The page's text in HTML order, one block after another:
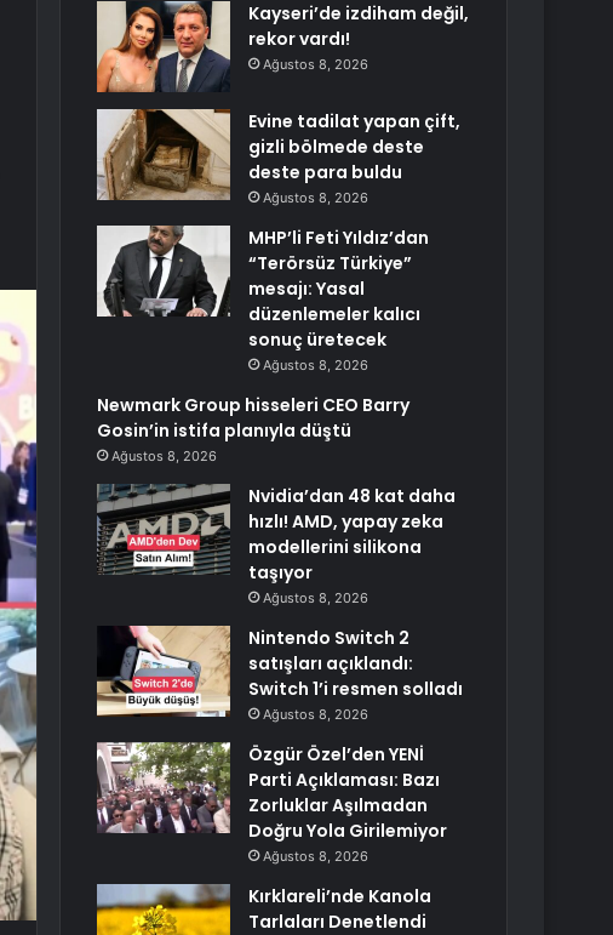
Kayseri’de izdiham değil,
rekor vardı!
Ağustos 8, 2026
Evine tadilat yapan çift,
gizli bölmede deste
deste para buldu
Ağustos 8, 2026
MHP’li Feti Yıldız’dan
“Terörsüz Türkiye”
mesajı: Yasal
düzenlemeler kalıcı
sonuç üretecek
Ağustos 8, 2026
Newmark Group hisseleri CEO Barry
Gosin’in istifa planıyla düştü
Ağustos 8, 2026
Nvidia’dan 48 kat daha
hızlı! AMD, yapay zeka
modellerini silikona
taşıyor
Ağustos 8, 2026
Nintendo Switch 2
satışları açıklandı:
Switch 1’i resmen solladı
Ağustos 8, 2026
Özgür Özel’den YENİ
Parti Açıklaması: Bazı
Zorluklar Aşılmadan
Doğru Yola Girilemiyor
Ağustos 8, 2026
Kırklareli’nde Kanola
Tarlaları Denetlendi